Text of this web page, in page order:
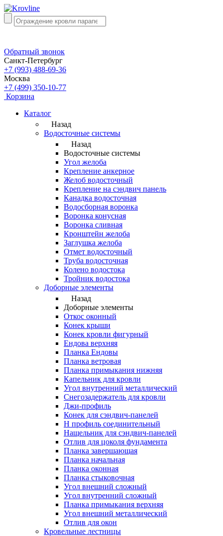
Обратный звонок
Санкт-Петербург
+7 (993) 488-69-36
Москва
+7 (499) 350-10-77
Корзина
Каталог
Назад
Водосточные системы
Назад
Водосточные системы
Угол желоба
Крепление анкерное
Желоб водосточный
Крепление на сэндвич панель
Канадка водосточная
Водосборная воронка
Воронка конусная
Воронка сливная
Кронштейн желоба
Заглушка желоба
Отмет водосточный
Труба водосточная
Колено водостока
Тройник водостока
Доборные элементы
Назад
Доборные элементы
Откос оконный
Конек крыши
Конек кровли фигурный
Ендова верхняя
Планка Ендовы
Планка ветровая
Планка примыкания нижняя
Капельник для кровли
Угол внутренний металлический
Снегозадержатель для кровли
Джи-профиль
Конек для сэндвич-панелей
Н профиль соединительный
Нащельник для сэндвич-панелей
Отлив для цоколя фундамента
Планка завершающая
Планка начальная
Планка оконная
Планка стыковочная
Угол внешний сложный
Угол внутренний сложный
Планка примыкания верхняя
Угол внешний металлический
Отлив для окон
Кровельные лестницы